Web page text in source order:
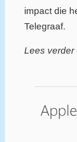
impact die
Telegraaf.
Lees verder